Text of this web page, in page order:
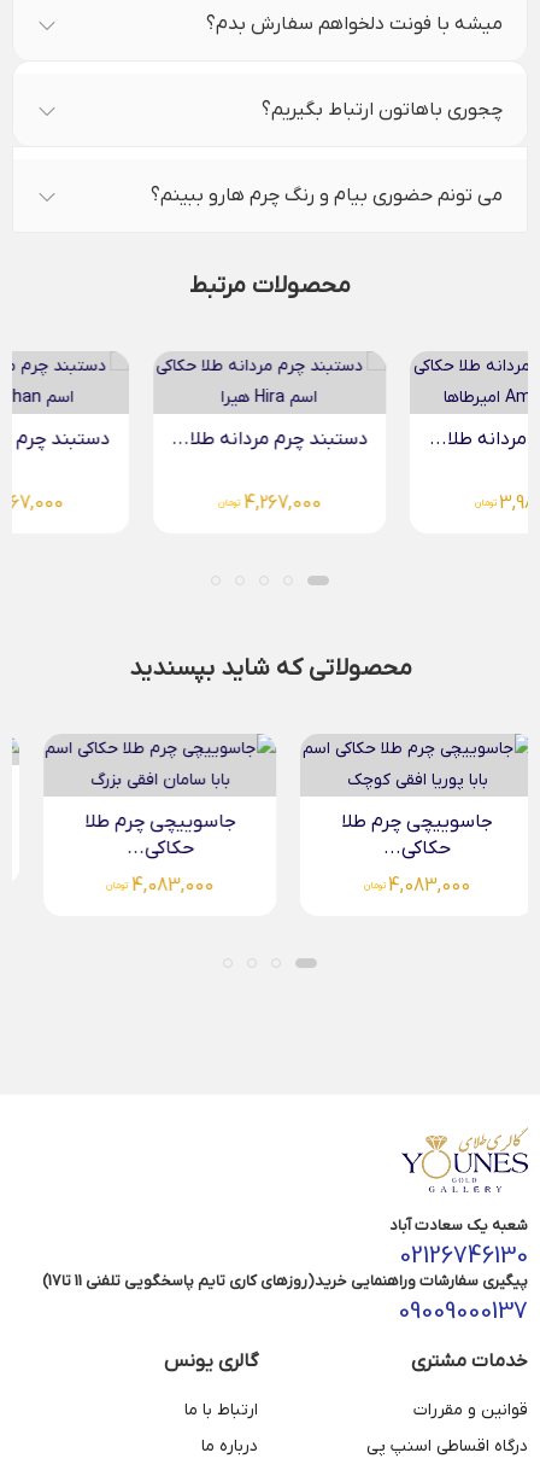
میشه با فونت دلخواهم سفارش بدم؟
چجوری باهاتون ارتباط بگیریم؟
می تونم حضوری بیام و رنگ چرم هارو ببینم؟
محصولات مرتبط
دستبند چرم مردانه طلا... دستبند چرم مردانه طلا...
محصولاتی که شاید بپسندید
جاسوییچی چرم طلا
حکاکی...
4,083,000 تومان
آویز دایره حکاکی طلا...
6,124,000
شعبه یک سعادت آباد
02126746130
پیگیری سفارشات وراهنمایی خرید(روزهای کاری تایم پاسخگویی تلفنی 11 تا17)
09009000137
خدمات مشتری
قوانین و مقررات
درگاه اقساطی اسنپ پی
گالری یونس
ارتباط با ما
درباره ما